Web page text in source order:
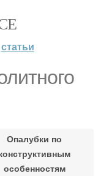
статьи
Опалубки по
особенностям